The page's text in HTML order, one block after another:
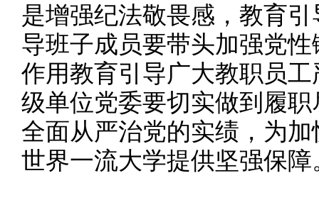
是增强纪法敬畏感，教育
导班子成员要带头加强党
作用教育引导广大教职员
级单位党委要切实做到履
全面从严治党的实绩，为
世界一流大学提供坚强保障